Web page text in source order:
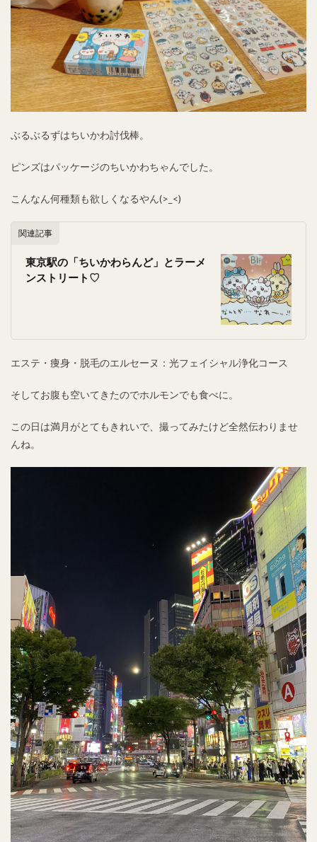
ぶるぶるずはちいかわ討伐棒。
ピンズはパッケージのちいかわちゃんでした。
こんなん何種類も欲しくなるやん(>_<)
関連記事
東京駅の「ちいかわらんど」とラーメ
ンストリート♡
エステ・痩身・脱毛のエルセーヌ：光フェイシャル浄化コース
そしてお腹も空いてきたのでホルモンでも食べに。
この日は満月がとてもきれいで、撮ってみたけど全然伝わりませ
んね。